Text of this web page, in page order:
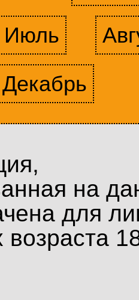
Июль
Декабрь
на
для
возраста